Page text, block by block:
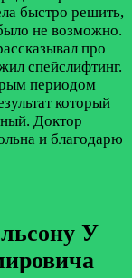
быстро решить,
не возможно.
про
спейслифтинг.
периодом
который
Доктор
и благодарю
У